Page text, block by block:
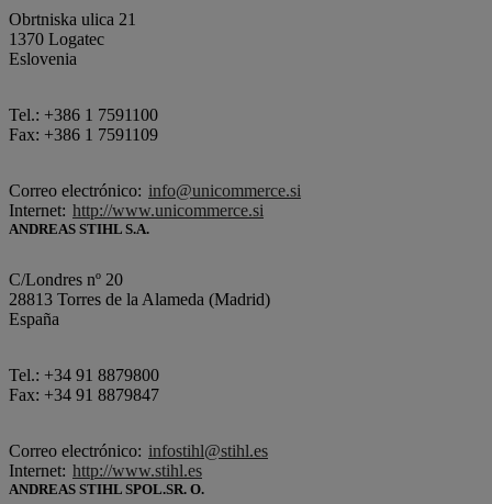
Obrtniska ulica 21
1370 Logatec
Eslovenia
Tel.: +386 1 7591100
Fax: +386 1 7591109
Correo electrónico: info@unicommerce.si
Internet: http://www.unicommerce.si
ANDREAS STIHL S.A.
C/Londres nº 20
28813 Torres de la Alameda (Madrid)
España
Tel.: +34 91 8879800
Fax: +34 91 8879847
Correo electrónico: infostihl@stihl.es
Internet: http://www.stihl.es
ANDREAS STIHL SPOL.SR. O.